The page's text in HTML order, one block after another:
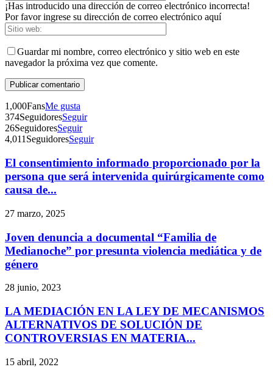
¡Has introducido una dirección de correo electrónico incorrecta!
Por favor ingrese su dirección de correo electrónico aquí
Guardar mi nombre, correo electrónico y sitio web en este
navegador la próxima vez que comente.
1,000FansMe gusta
374SeguidoresSeguir
26SeguidoresSeguir
4,011 SeguidoresSeguir
El consentimiento informado proporcionado por la
persona que será intervenida quirúrgicamente como
causa de...
27 marzo, 2025
Joven denuncia a documental “Familia de
Medianoche” por presunta violencia mediática y de
género
28 junio, 2023
LA MEDIACIÓN EN LA LEY DE MECANISMOS
ALTERNATIVOS DE SOLUCIÓN DE
CONTROVERSIAS EN MATERIA...
15 abril, 2022